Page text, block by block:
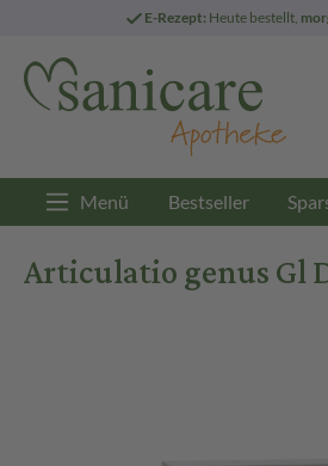
E-Rezept: Heute bestellt,
Menü Bestseller
Articulatio genus Gl